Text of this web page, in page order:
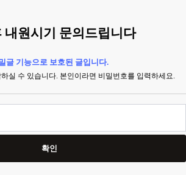
내원시기 문의드립니다
글 기능으로 보호된 글입니다.
실 수 있습니다. 본인이라면 비밀번호를 입력하세요.